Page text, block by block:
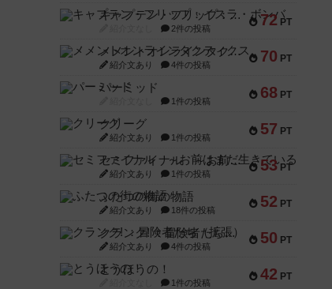
72 PT
キャプテン・フリップ：イスラ・ボンバ
2件の投稿
70 PT
メメントオンラインタクティクス
紹介文あり 4件の投稿
68 PT
パーミッド
1件の投稿
57 PT
クリーグ
紹介文あり 1件の投稿
53 PT
セミファイナル ～お前はまだ生きている～
紹介文あり 1件の投稿
52 PT
ふたつの街の物語
紹介文あり 18件の投稿
50 PT
クランク! ：冒険者たち（拡張）
紹介文あり 4件の投稿
42 PT
とうほうの！
1件の投稿